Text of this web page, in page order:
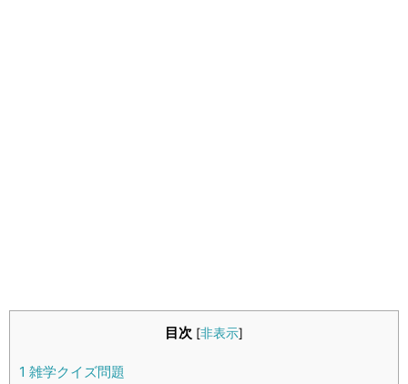
目次 [非表示]
1 雑学クイズ問題